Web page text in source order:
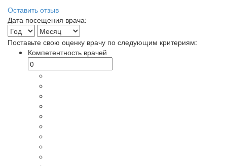
Оставить отзыв
Дата посещения врача:
Поставьте свою оценку врачу по следующим критериям:
Компетентность врачей